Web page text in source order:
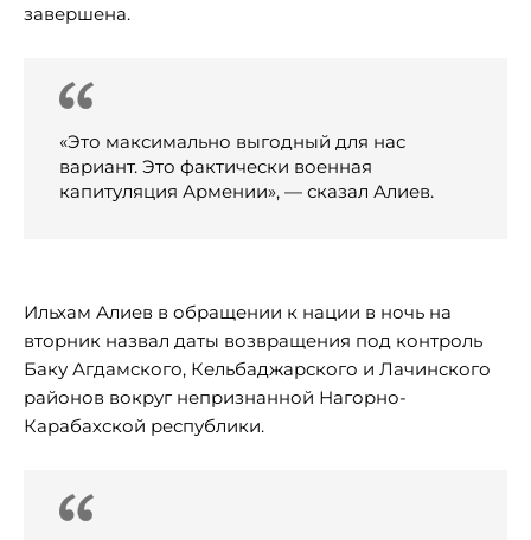
завершена.
«Это максимально выгодный для нас
вариант. Это фактически военная
капитуляция Армении», — сказал Алиев.
Ильхам Алиев в обращении к нации в ночь на
вторник назвал даты возвращения под контроль
Баку Агдамского, Кельбаджарского и Лачинского
районов вокруг непризнанной Нагорно-
Карабахской республики.